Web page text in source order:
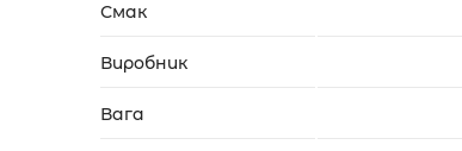
Смак
Виробник
Вага